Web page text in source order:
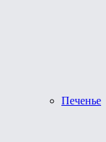
Печенье